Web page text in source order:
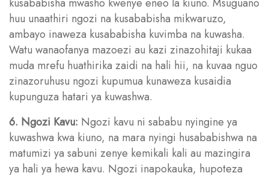
huu unaathiri ngozi na kusababisha mikwaruzo,
ambayo inaweza kusababisha kuvimba na kuwasha.
Watu wanaofanya mazoezi au kazi zinazohitaji kukaa
muda mrefu huathirika zaidi na hali hii, na kuvaa nguo
zinazoruhusu ngozi kupumua kunaweza kusaidia
kupunguza hatari ya kuwashwa.
6. Ngozi Kavu: Ngozi kavu ni sababu nyingine ya
kuwashwa kwa kiuno, na mara nyingi husababishwa na
matumizi ya sabuni zenye kemikali kali au mazingira
ya hali ya hewa kavu. Ngozi inapokauka, hupoteza